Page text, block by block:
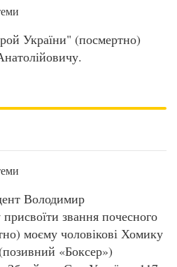
України" (посмертно)
Володимир
звання почесного
моєму чоловікові Хомику
«Боксер»)